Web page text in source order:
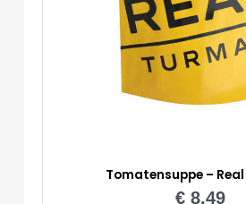
Tomatensuppe –
€ 8,49